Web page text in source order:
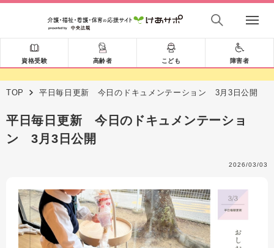
資格受験 高齢者 こども 障害者
TOP 平日毎日更新 今日のドキュメンテーション 3月3日公開
平日毎日更新 今日のドキュメンテーショ
ン 3月3日公開
2026/03/03